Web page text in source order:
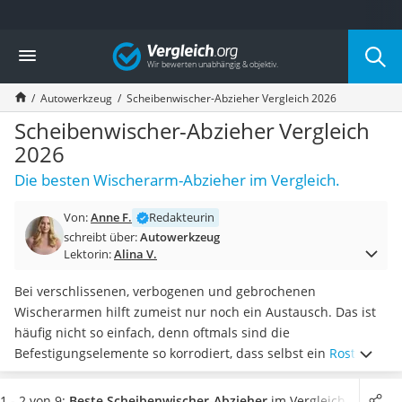
Die beliebtesten Vergleiche nach Kategorie
Auto & Motor
Fahrradträger-Anhängerkupplung (4 Fahrräder)
Fahrradträger
Fahrradträger (Anhängerkupplung)
Fahrradträger 3 Fahrräder
Benzinkanister (20 l)
Dashcam
Benzinkanister
Marderschreck
AGM-Batterie Wohnmobil
Thule-Fahrradträger
FM-Transmitter
Sommerreifen 205/55 R16
Autobatterie-Ladegerät
Vergleich
Autowerkzeug Scheibenwischer-Abzieher Vergleich 2026
Scheibenwischer-Abzieher Vergleich
2026
Die besten Wischerarm-Abzieher im Vergleich.
Von:Anne F.
Redakteurin
schreibt über:Autowerkzeug
Lektorin:Alina V.
Bei verschlissenen, verbogenen und gebrochenen
Wischerarmen hilft zumeist nur noch ein Austausch. Das ist
häufig nicht so einfach, denn oftmals sind die
Befestigungselemente so korrodiert, dass selbst ein Rostlöser
nichts mehr ausrichten kann. In diesem Fall greifen Sie am
besten zu einem Scheibenwischer-Abzieher. Gemäß Tests im